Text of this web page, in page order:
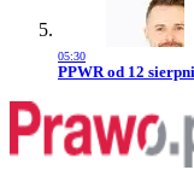
05:30
Przejdź do
PPWR od 12